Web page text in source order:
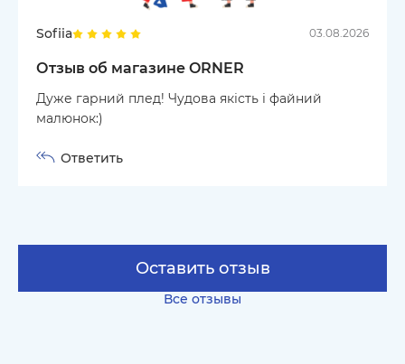
Sofiia 03.08.2026
Отзыв об магазине ORNER
Дуже гарний плед! Чудова якість і файний
малюнок:)
Ответить
Все отзывы
Оставить отзыв